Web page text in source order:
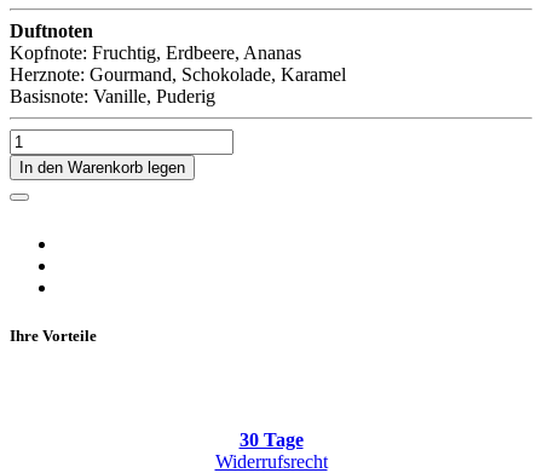
Duftnoten
Kopfnote: Fruchtig, Erdbeere, Ananas
Herznote: Gourmand, Schokolade, Karamel
Basisnote: Vanille, Puderig
In den Warenkorb legen
Ihre Vorteile
30 Tage
Widerrufsrecht